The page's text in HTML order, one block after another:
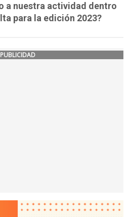
a nuestra actividad dentro
para la edición 2023?
PUBLICIDAD